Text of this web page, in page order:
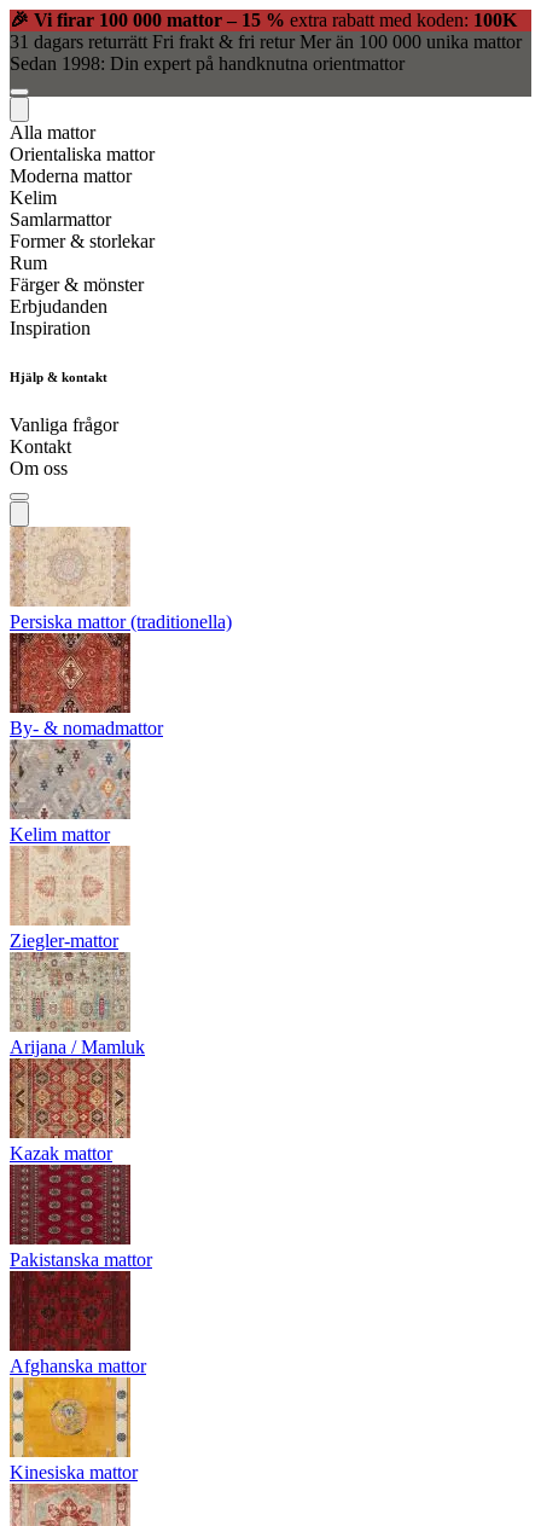
🎉 Vi firar 100 000 mattor – 15 % extra rabatt med koden: 100K
31 dagars returrätt Fri frakt & fri retur Mer än 100 000 unika mattor
Sedan 1998: Din expert på handknutna orientmattor
Alla mattor
Orientaliska mattor
Moderna mattor
Kelim
Samlarmattor
Former & storlekar
Rum
Färger & mönster
Erbjudanden
Inspiration
Hjälp & kontakt
Vanliga frågor
Kontakt
Om oss
Persiska mattor (traditionella)
By- & nomadmattor
Kelim mattor
Ziegler-mattor
Arijana / Mamluk
Kazak mattor
Pakistanska mattor
Afghanska mattor
Kinesiska mattor